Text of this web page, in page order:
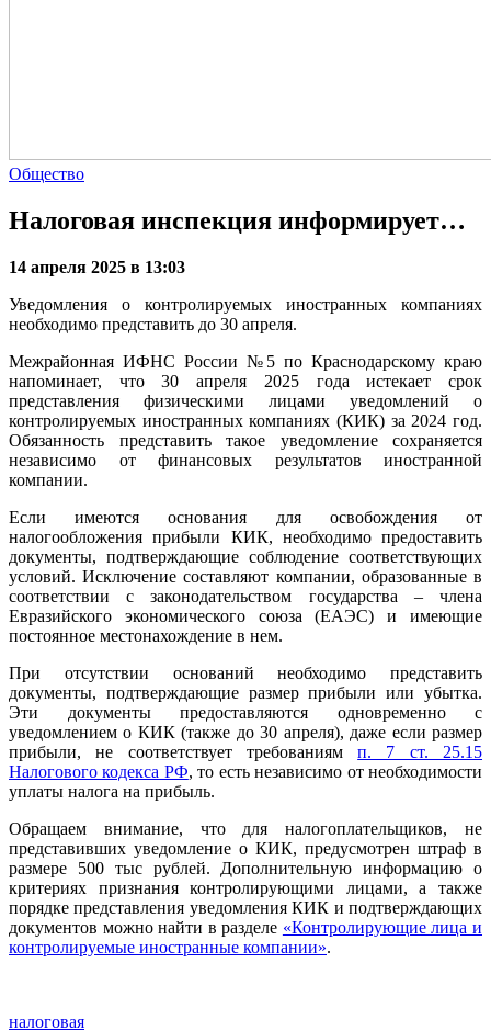
Общество
Налоговая инспекция информирует…
14 апреля 2025 в 13:03
Уведомления о контролируемых иностранных компаниях
необходимо представить до 30 апреля.
Межрайонная ИФНС России №5 по Краснодарскому краю
напоминает, что 30 апреля 2025 года истекает срок
представления физическими лицами уведомлений о
контролируемых иностранных компаниях (КИК) за 2024 год.
Обязанность представить такое уведомление сохраняется
независимо от финансовых результатов иностранной
компании.
Если имеются основания для освобождения от
налогообложения прибыли КИК, необходимо предоставить
документы, подтверждающие соблюдение соответствующих
условий. Исключение составляют компании, образованные в
соответствии с законодательством государства – члена
Евразийского экономического союза (ЕАЭС) и имеющие
постоянное местонахождение в нем.
При отсутствии оснований необходимо представить
документы, подтверждающие размер прибыли или убытка.
Эти документы предоставляются одновременно с
уведомлением о КИК (также до 30 апреля), даже если размер
прибыли, не соответствует требованиямп. 7 ст. 25.15
Налогового кодекса РФ, то есть независимо от необходимости
уплаты налога на прибыль.
Обращаем внимание, что для налогоплательщиков, не
представивших уведомление о КИК, предусмотрен штраф в
размере 500 тыс рублей. Дополнительную информацию о
критериях признания контролирующими лицами, а также
порядке представления уведомления КИК и подтверждающих
документов можно найти в разделе «Контролирующие лица и
контролируемые иностранные компании».
налоговая